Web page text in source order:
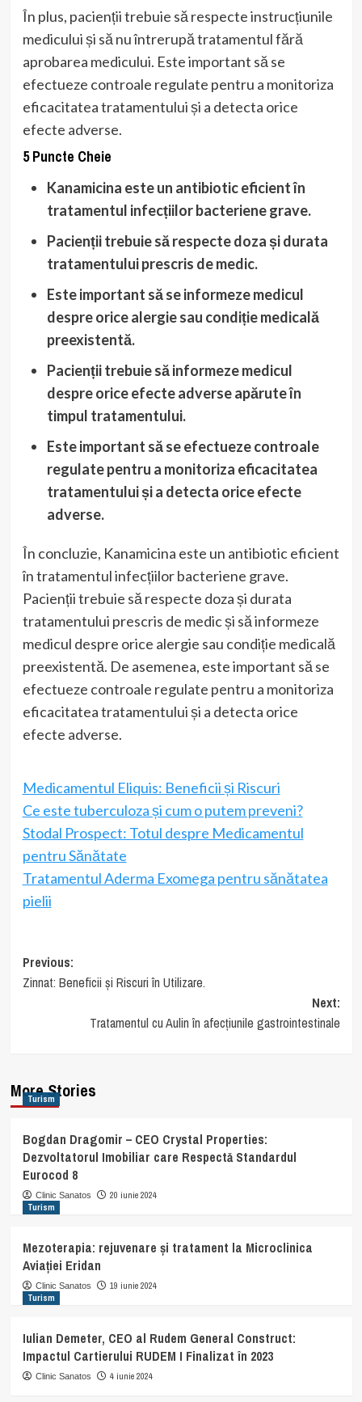
În plus, pacienții trebuie să respecte instrucțiunile
medicului și să nu întrerupă tratamentul fără
aprobarea medicului. Este important să se
efectueze controale regulate pentru a monitoriza
eficacitatea tratamentului și a detecta orice
efecte adverse.
5 Puncte Cheie
Kanamicina este un antibiotic eficient în
tratamentul infecțiilor bacteriene grave.
Pacienții trebuie să respecte doza și durata
tratamentului prescris de medic.
Este important să se informeze medicul
despre orice alergie sau condiție medicală
preexistentă.
Pacienții trebuie să informeze medicul
despre orice efecte adverse apărute în
timpul tratamentului.
Este important să se efectueze controale
regulate pentru a monitoriza eficacitatea
tratamentului și a detecta orice efecte
adverse.
În concluzie, Kanamicina este un antibiotic eficient
în tratamentul infecțiilor bacteriene grave.
Pacienții trebuie să respecte doza și durata
tratamentului prescris de medic și să informeze
medicul despre orice alergie sau condiție medicală
preexistentă. De asemenea, este important să se
efectueze controale regulate pentru a monitoriza
eficacitatea tratamentului și a detecta orice
efecte adverse.
Medicamentul Eliquis: Beneficii și Riscuri
Ce este tuberculoza și cum o putem preveni?
Stodal Prospect: Totul despre Medicamentul
pentru Sănătate
Tratamentul Aderma Exomega pentru sănătatea
pielii
Post
navigation
Previous:
Zinnat: Beneficii și Riscuri în Utilizare.
Next:
Tratamentul cu Aulin în afecțiunile gastrointestinale
More Stories
Turism
Bogdan Dragomir – CEO Crystal Properties:
Dezvoltatorul Imobiliar care Respectă Standardul
Eurocod 8
Clinic Sanatos
20 iunie 2024
Turism
Mezoterapia: rejuvenare și tratament la Microclinica
Aviației Eridan
Clinic Sanatos
19 iunie 2024
Turism
Iulian Demeter, CEO al Rudem General Construct:
Impactul Cartierului RUDEM I Finalizat în 2023
Clinic Sanatos 4 iunie 2024